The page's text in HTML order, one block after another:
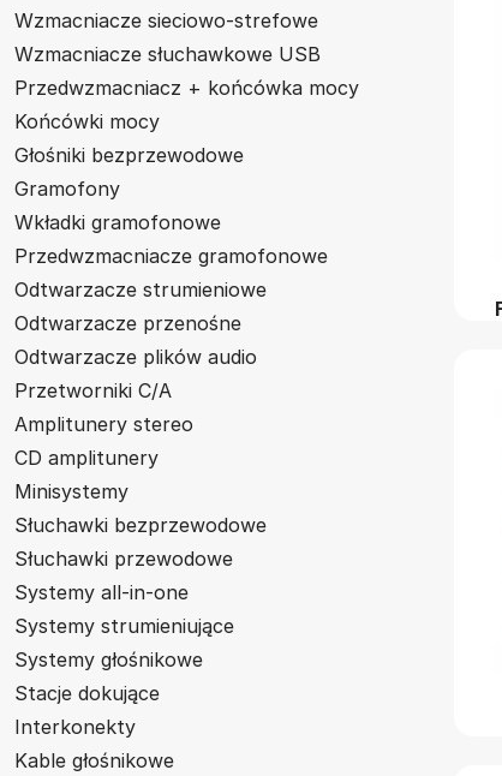
Wzmacniacze sieciowo-strefowe
Wzmacniacze słuchawkowe USB
Przedwzmacniacz + końcówka mocy
Końcówki mocy
Głośniki bezprzewodowe
Gramofony
Wkładki gramofonowe
Przedwzmacniacze gramofonowe
Odtwarzacze strumieniowe
Odtwarzacze przenośne
Odtwarzacze plików audio
Przetworniki C/A
Amplitunery stereo
CD amplitunery
Minisystemy
Słuchawki bezprzewodowe
Słuchawki przewodowe
Systemy all-in-one
Systemy strumieniujące
Systemy głośnikowe
Stacje dokujące
Interkonekty
Kable głośnikowe